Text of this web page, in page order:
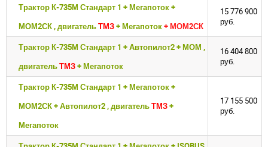
Трактор К-735М Стандарт 1 + Мегапоток +
МОМ2СК , двигательТМЗ+ Мегапоток+ МОМ2СК
15 776 900
руб.
Трактор К-735М Стандарт 1 + Автопилот2 + МОМ ,
двигательТМЗ+ Мегапоток
16 404 800
руб.
Трактор К-735М Стандарт 1 + Мегапоток +
МОМ2СК + Автопилот2 , двигательТМЗ+
Мегапоток
17 155 500
руб.
Войдите
Для входа на сайт, введите ваш логин и пароль
С возвращением!
Авторизуйтесь на сайте
введите свой логин и пароль
Войдите
Для входа на сайт, введите ваш логин и пароль
С возвращением!
Авторизуйтесь на сайте
введите свой логин и пароль